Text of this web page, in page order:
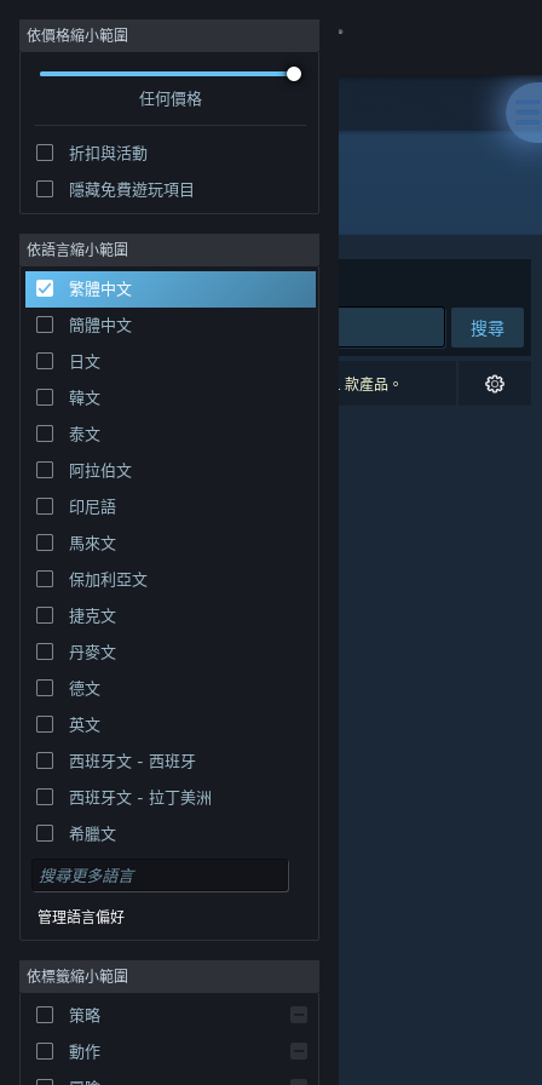
登入
社群
關於
客服
變更語言
取得 Steam 行動應用程式
檢視電腦版網頁
權人在美國與其它國家（地區）之財產。
Cookie
依價格縮小範圍
任何價格
折扣與活動
隱藏免費遊玩項目
依語言縮小範圍
繁體中文
簡體中文
日文
韓文
泰文
阿拉伯文
印尼語
馬來文
保加利亞文
捷克文
丹麥文
德文
英文
西班牙文 - 西班牙
西班牙文 - 拉丁美洲
希臘文
管理語言偏好
依標籤縮小範圍
策略
動作
發行商: PodPal Games
排序依據 相關性
搜尋
0 項相符的搜尋結果。 已根據您的偏好設定排除 1 款產品。